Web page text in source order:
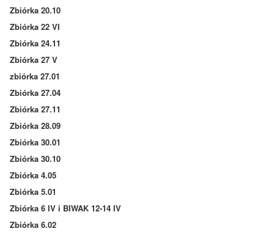
Zbiórka 20.10
Zbiórka 22 VI
Zbiórka 24.11
Zbiórka 27 V
zbiórka 27.01
Zbiórka 27.04
Zbiórka 27.11
Zbiórka 28.09
Zbiórka 30.01
Zbiórka 30.10
Zbiórka 4.05
Zbiórka 5.01
Zbiórka 6 IV i BIWAK 12-14 IV
Zbiórka 6.02